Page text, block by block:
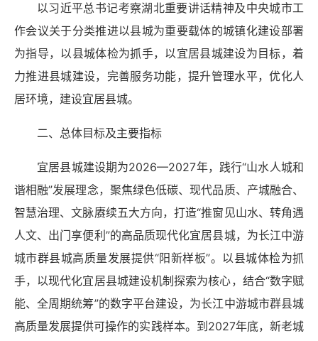
以习近平总书记考察湖北重要讲话精神及中央城市工
作会议关于分类推进以县城为重要载体的城镇化建设部署
为指导，以县城体检为抓手，以宜居县城建设为目标，着
力推进县城建设，完善服务功能，提升管理水平，优化人
居环境，建设宜居县城。
二、总体目标及主要指标
宜居县城建设期为2026—2027年，践行“山水人城和
谐相融”发展理念，聚焦绿色低碳、现代品质、产城融合、
智慧治理、文脉赓续五大方向，打造“推窗见山水、转角遇
人文、出门享便利”的高品质现代化宜居县城，为长江中游
城市群县城高质量发展提供“阳新样板”。以县城体检为抓
手，以现代化宜居县城建设机制探索为核心，结合“数字赋
能、全周期统筹”的数字平台建设，为长江中游城市群县城
高质量发展提供可操作的实践样本。到2027年底，新老城